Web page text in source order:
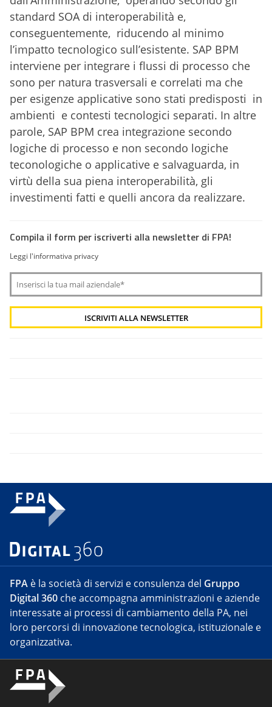
standard SOA di interoperabilità e,
conseguentemente, riducendo al minimo
l’impatto tecnologico sull’esistente. SAP BPM
interviene per integrare i flussi di processo che
sono per natura trasversali e correlati ma che
per esigenze applicative sono stati predisposti in
ambienti e contesti tecnologici separati. In altre
parole, SAP BPM crea integrazione secondo
logiche di processo e non secondo logiche
teconologiche o applicative e salvaguarda, in
virtù della sua piena interoperabilità, gli
investimenti fatti e quelli ancora da realizzare.
Compila il form per iscriverti alla newsletter di FPA!
Leggi l'informativa privacy
FPA è la società di servizi e consulenza del Gruppo
Digital 360 che accompagna amministrazioni e aziende
interessate ai processi di cambiamento della PA, nei
loro percorsi di innovazione tecnologica, istituzionale e
organizzativa.